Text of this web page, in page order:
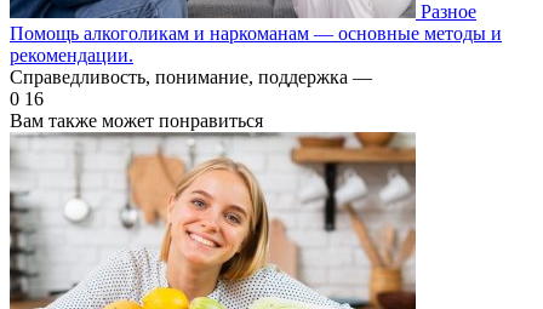
Разное
Помощь алкоголикам и наркоманам — основные методы и
рекомендации.
Справедливость, понимание, поддержка —
0 16
Вам также может понравиться